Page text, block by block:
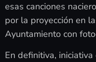
esas canciones
por la proyección en
Ayuntamiento con
En definitiva,